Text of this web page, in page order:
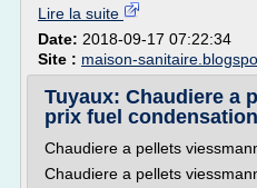
Lire la suite
Date: 2018-09-17 07:22:34
Site : maison-
Tuyaux: Chaudiere a
prix fuel condensation
Chaudiere a pellets
Chaudiere a pellets